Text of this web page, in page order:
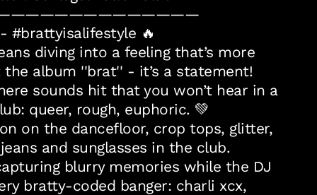
#brattyisalifestyle 🔥
diving into a feeling that’s more
album ''brat'' - it’s a statement!
sounds hit that you won’t hear in a
queer, rough, euphoric. 💚
on the dancefloor, crop tops, glitter,
and sunglasses in the club.
blurry memories while the DJ
bratty-coded banger: charli xcx,